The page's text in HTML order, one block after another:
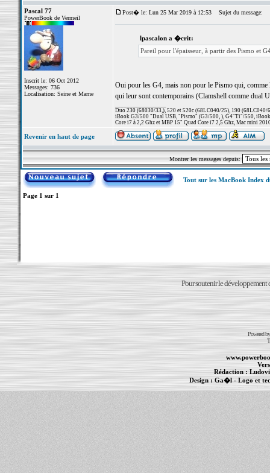
Pascal 77
PowerBook de Vermeil
Inscrit le: 06 Oct 2012
Messages: 736
Localisation: Seine et Marne
Post� le: Lun 25 Mar 2019 à 12:53 Sujet du message:
lpascalon a �crit:
Pareil pour l'épaisseur, à partir des Pismo et
Oui pour les G4, mais non pour le Pismo qui,
qui leur sont contemporains (Clamshell comme dual
Duo 230 (68030/33,), 520 et 520c (68LC040/25), 190 (68LC040/
iBook G3/500 "Dual USB, "Pismo" (G3/500, ), G4"Ti"/550,
Core i7 à 2,2 Ghz et MBP 15" Quad Core i7 2,5 Ghz, Mac mini
Revenir en haut de page
Montrer les messages depuis:
Tout sur les MacBook Index
Page 1 sur 1
Pour soutenir le développement
Powered
Rédaction :
Design : Ga�l- Logo et